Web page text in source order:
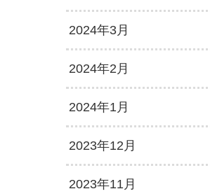
2024年3月
2024年2月
2024年1月
2023年12月
2023年11月